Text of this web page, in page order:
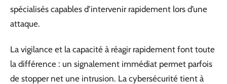
spécialisés capables d’intervenir rapidement lors d’une
attaque.
La vigilance et la capacité à réagir rapidement font toute
la différence : un signalement immédiat permet parfois
de stopper net une intrusion. La cybersécurité tient à